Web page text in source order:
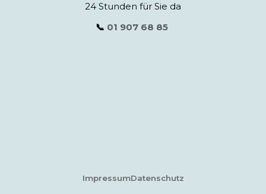
24 Stunden für Sie da
📞 01 907 68 85
ImpressumDatenschutz